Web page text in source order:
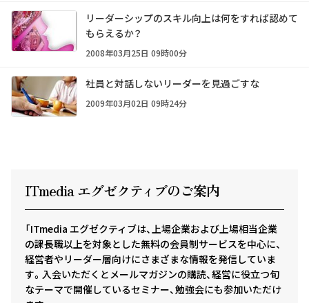
リーダーシップのスキル向上は何をすれば認めて
もらえるか？
2008年03月25日 09時00分
社員と対話しないリーダーを見過ごすな
2009年03月02日 09時24分
ITmedia エグゼクティ ブのご案内
「ITmedia エグゼクティブは、上場企業および上場相当企業
の課長職以上を対象とした無料の会員制サービスを中心に、
経営者やリーダー層向けにさまざまな情報を発信していま
す。入会いただくとメールマガジンの購読、経営に役立つ旬
なテーマで開催しているセミナー、勉強会にも参加いただけ